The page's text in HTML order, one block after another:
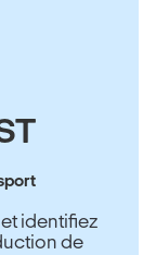
identifiez
de